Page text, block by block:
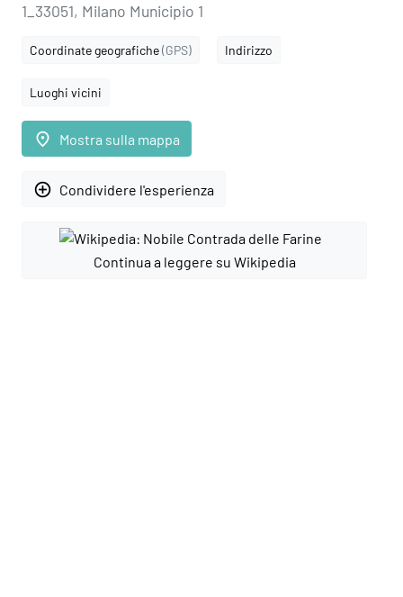
1_33051, Milano Municipio 1
Coordinate geografiche(GPS) Indirizzo
Luoghi vicini
place Mostra sulla mappa
add_circle_outline Condividere l'esperienza
Continua a leggere su Wikipedia